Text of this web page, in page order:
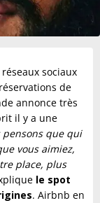
sociaux
de
annonce très
il y a une
pensons que qui
vous aimiez,
place, plus
le spot
. Airbnb en